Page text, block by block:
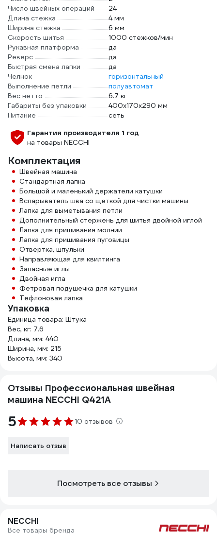
Число швейных операций
24
Длина стежка
4 мм
Ширина стежка
6 мм
Скорость шитья
1000 стежков/мин
Рукавная платформа
да
Реверс
да
Быстрая смена лапки
да
Челнок
горизонтальный
Выполнение петли
полуавтомат
Вес нетто
6.7 кг
Габариты без упаковки
400х170х290 мм
Питание
сеть
Гарантия производителя 1 год
на товары NECCHI
Комплектация
Швейная машина
Стандартная лапка
Большой и маленький держатели катушки
Вспарыватель шва со щеткой для чистки машины
Лапка для выметывания петли
Дополнительный стержень для шитья двойной иглой
Лапка для пришивания молнии
Лапка для пришивания пуговицы
Отвертка, шпульки
Направляющая для квилтинга
Запасные иглы
Двойная игла
Фетровая подушечка для катушки
Тефлоновая лапка
Упаковка
Единица товара: Штука
Вес, кг: 7.6
Длина, мм: 440
Ширина, мм: 215
Высота, мм: 340
Отзывы Профессиональная швейная
машина NECCHI Q421A
5 10 отзывов
Написать отзыв
Посмотреть все отзывы
NECCHI
Все товары бренда